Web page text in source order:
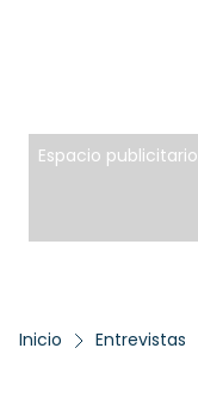
Espacio publicitario
Inicio Entrevistas